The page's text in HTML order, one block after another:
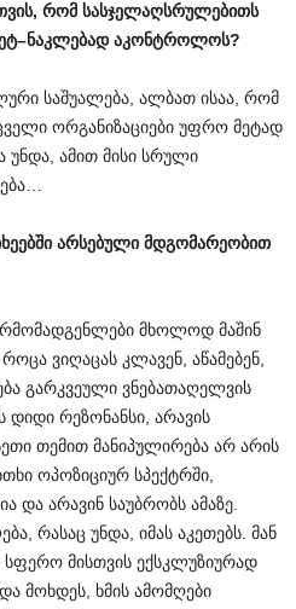
, რომ სასჯელაღსრულებითს
–ნაკლებად აკონტროლოს?
საშუალება, ალბათ ისაა, რომ
ორგანიზაციები უფრო მეტად
უნდა, ამით მისი სრული
არსებული მდგომარეობით
მხოლოდ მაშინ
ვიღაცას კლავენ, აწამებენ,
გარკვეული ვნებათაღელვის
დიდი რეზონანსი, არავის
თემით მანიპულირება არ არის
ოპოზიციურ სპექტრში,
და არავინ საუბრობს ამაზე.
რასაც უნდა, იმას აკეთებს. მან
სფერო მისთვის ექსკლუზიურად
მოხდეს, ხმის ამომღები